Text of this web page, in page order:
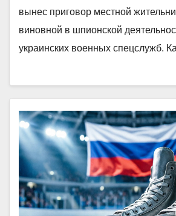
вынес приговор местной
виновной в шпионской
украинских военных спецслужб.